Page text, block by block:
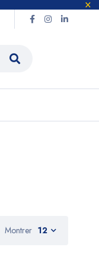
Montrer 12